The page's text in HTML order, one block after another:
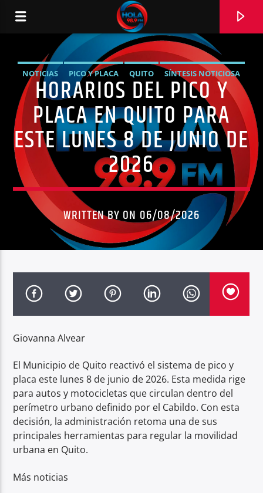
RADIO HOLA
0:00
Radio hola
NOTICIAS PICO Y PLACA QUITO
SÍNTESIS NOTICIOSA
TRÁNSITO QUITO
HORARIOS DEL PICO Y
PLACA EN QUITO PARA
ESTE LUNES 8 DE JUNIO DE
2026
WRITTEN BY ON 06/08/2026
Giovanna Alvear
El Municipio de Quito reactivó el sistema de pico y
placa este lunes 8 de junio de 2026. Esta medida rige
para autos y motocicletas que circulan dentro del
perímetro urbano definido por el Cabildo. Con esta
decisión, la administración retoma una de sus
principales herramientas para regular la movilidad
urbana en Quito.
Más noticias